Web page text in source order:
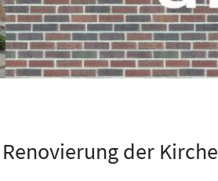
Renovierung der Kirche